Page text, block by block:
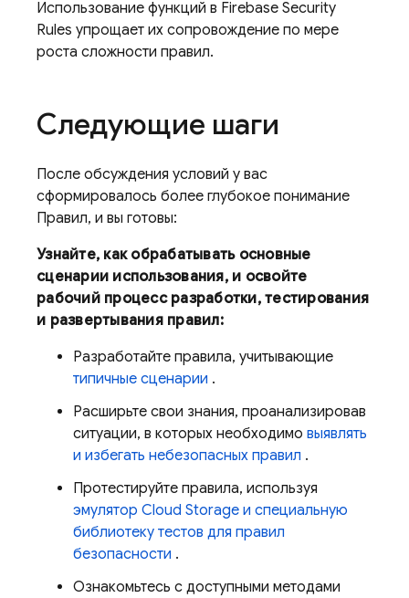
Использование функций в Firebase Security
Rules упрощает их сопровождение по мере
роста сложности правил.
Следующие шаги
После обсуждения условий у вас
сформировалось более глубокое понимание
Правил, и вы готовы:
Узнайте, как обрабатывать основные
сценарии использования, и освойте
рабочий процесс разработки, тестирования
и развертывания правил:
Разработайте правила, учитывающие
типичные сценарии .
Расширьте свои знания, проанализировав
ситуации, в которых необходимо выявлять
и избегать небезопасных правил .
Протестируйте правила, используя
эмулятор Cloud Storage и специальную
библиотеку тестов для правил
безопасности .
Ознакомьтесь с доступными методами